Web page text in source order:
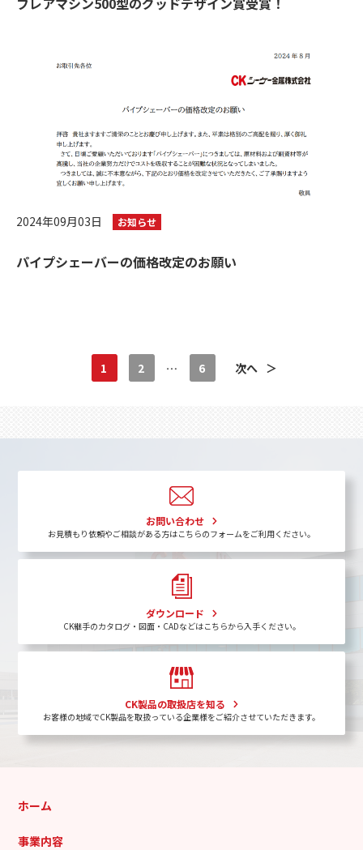
2024年09月03日 お知らせ
パイプシェーバーの価格改定のお願い
1 2 … 6 次へ ＞
お問い合わせ
お見積もり依頼やご相談がある方はこちらのフォームをご利用ください。
ダウンロード
CK継手のカタログ・図面・CADなどはこちらから入手ください。
CK製品の取扱店を知る
お客様の地域でCK製品を取扱っている企業様をご紹介させていただきます。
ホーム
事業内容